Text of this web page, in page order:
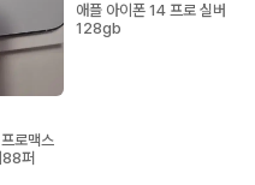
로맥스
퍼
애플 아이폰 14 프로 실버
128gb